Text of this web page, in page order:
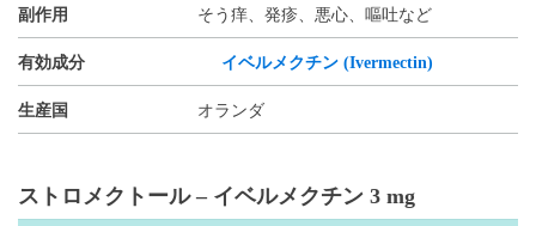
副作用 そう痒、発疹、悪心、嘔吐など
有効成分 イベルメクチン (Ivermectin)
生産国 オランダ
ストロメクトール – イベルメクチン 3 mg